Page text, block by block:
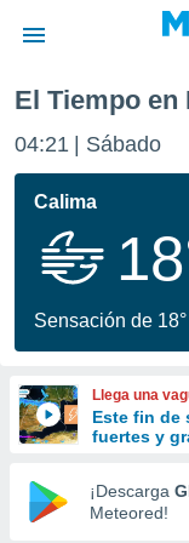
de
por
que se
calidad.
a este
las
y
forma
digital
basada
El Tiempo en
04:21 Sábado
Calima
Sensación de 18°
Llega una
Este fin de
fuertes y
¡Descarga
Meteored!